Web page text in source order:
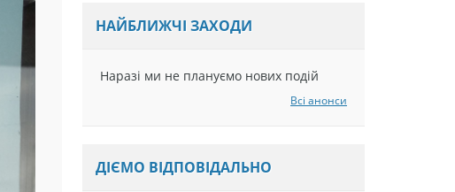
НАЙБЛИЖЧІ ЗАХОДИ
Наразі ми не плануємо нових подій
Всі анонси
ДІЄМО ВІДПОВІДАЛЬНО